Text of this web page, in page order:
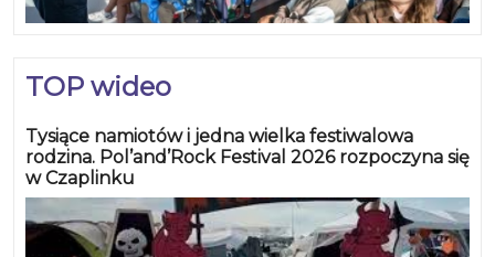
TOP wideo
Tysiące namiotów i jedna wielka festiwalowa
rodzina. Pol’and’Rock Festival 2026 rozpoczyna się
w Czaplinku